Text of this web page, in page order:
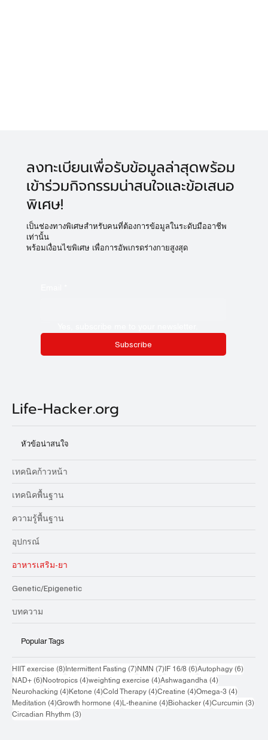
ลงทะเบียนเพื่อรับข้อมูลล่าสุดพร้อม
เข้าร่วมกิจกรรมน่าสนใจและข้อเสนอ
พิเศษ!
Subscribe
เป็นช่องทางพิเศษสำหรับคนที่ต้องการข้อมูลในระดับมืออาชีพ
เท่านั้น
พร้อมเงื่อนไขพิเศษ เพื่อการอัพเกรดร่างกายสูงสุด
Life-Hacker.org
หัวข้อน่าสนใจ
เทคนิคก้าวหน้า
เทคนิคพื้นฐาน
ความรู้พื้นฐาน
อุปกรณ์
อาหารเสริม-ยา
Genetic/Epigenetic
บทความ
Popular Tags
HIIT exercise (8)8 กระทู้
Intermittent Fasting (7)7 กระทู้
NMN (7)7 กระทู้
IF 16/8 (6)6 กระทู้
Autophagy (6)6 กระทู้
NAD+ (6)6 กระทู้
Nootropics (4)4 กระทู้
weighting exercise (4)4 กระทู้
Ashwagandha (4)4 กระทู้
Neurohacking (4)4 กระทู้
Ketone (4)4 กระทู้
Cold Therapy (4)4 กระทู้
Creatine (4)4 กระทู้
Omega-3 (4)4 กระทู้
Meditation (4)4 กระทู้
Growth hormone (4)4 กระทู้
L-theanine (4)4 กระทู้
Biohacker (4)4 กระทู้
Curcumin (3)3 ก
Circadian Rhythm (3)3 กระทู้